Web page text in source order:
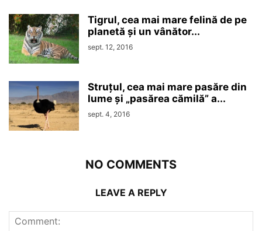
Tigrul, cea mai mare felină de pe
planetă și un vânător...
sept. 12, 2016
Struțul, cea mai mare pasăre din
lume și „pasărea cămilă” a...
sept. 4, 2016
NO COMMENTS
LEAVE A REPLY